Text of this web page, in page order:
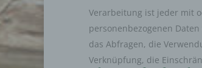
Verarbeitung ist jeder mit
personenbezogenen
das Abfragen, die
Verknüpfung, die